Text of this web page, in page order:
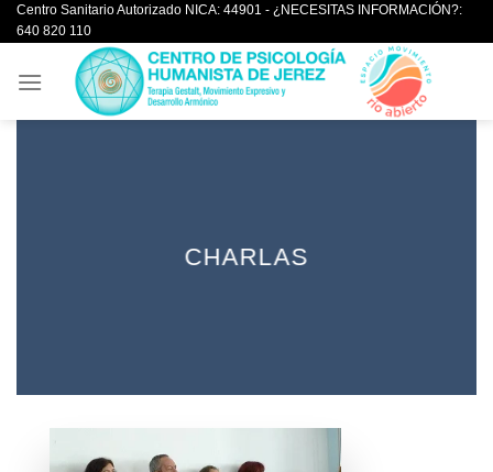
Saltar
al
Centro Sanitario Autorizado NICA: 44901 - ¿NECESITAS INFORMACIÓN?:
640 820 110
CHARLAS